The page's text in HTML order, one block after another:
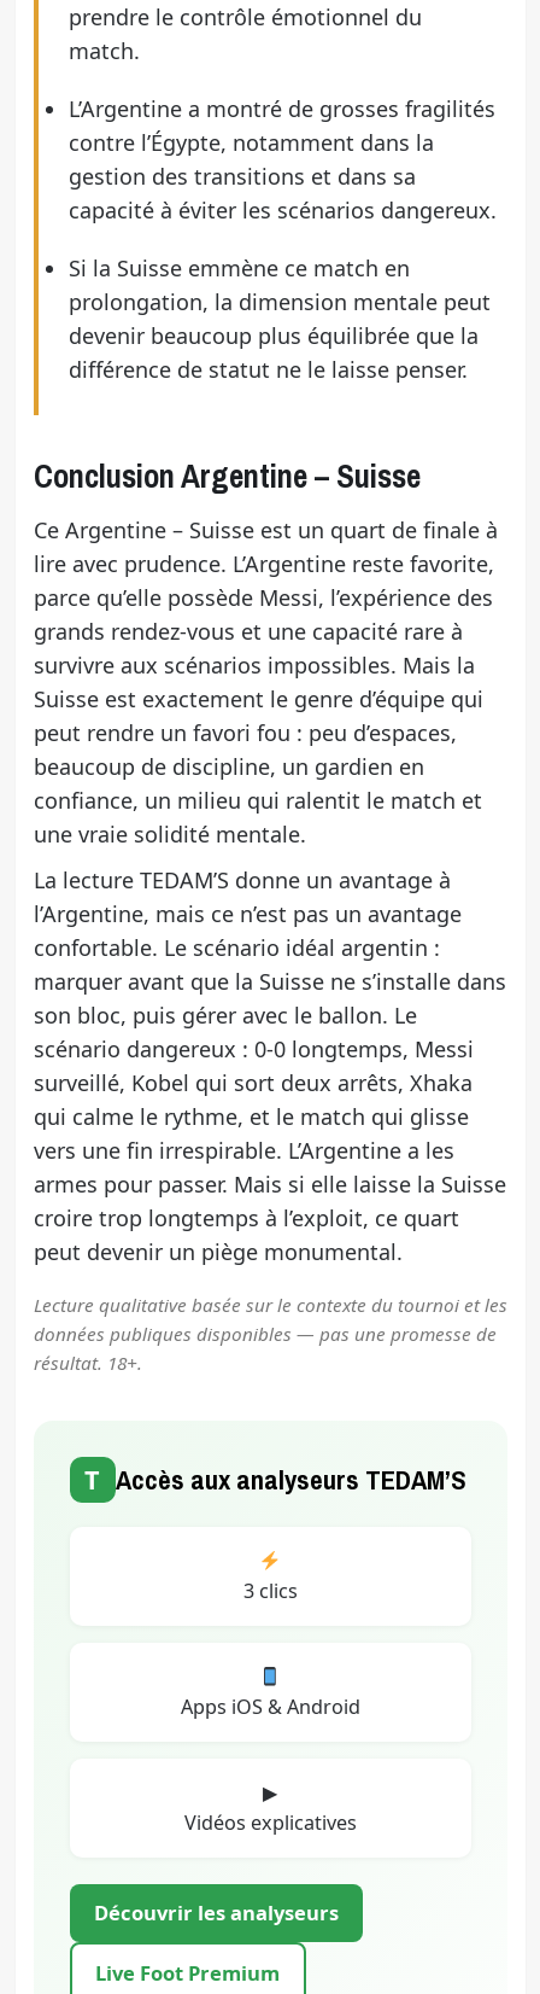
prendre le contrôle émotionnel du
match.
L’Argentine a montré de grosses fragilités
contre l’Égypte, notamment dans la
gestion des transitions et dans sa
capacité à éviter les scénarios dangereux.
Si la Suisse emmène ce match en
prolongation, la dimension mentale peut
devenir beaucoup plus équilibrée que la
différence de statut ne le laisse penser.
Conclusion Argentine – Suisse
Ce Argentine – Suisse est un quart de finale à
lire avec prudence. L’Argentine reste favorite,
parce qu’elle possède Messi, l’expérience des
grands rendez-vous et une capacité rare à
survivre aux scénarios impossibles. Mais la
Suisse est exactement le genre d’équipe qui
peut rendre un favori fou : peu d’espaces,
beaucoup de discipline, un gardien en
confiance, un milieu qui ralentit le match et
une vraie solidité mentale.
La lecture TEDAM’S donne un avantage à
l’Argentine, mais ce n’est pas un avantage
confortable. Le scénario idéal argentin :
marquer avant que la Suisse ne s’installe dans
son bloc, puis gérer avec le ballon. Le
scénario dangereux : 0-0 longtemps, Messi
surveillé, Kobel qui sort deux arrêts, Xhaka
qui calme le rythme, et le match qui glisse
vers une fin irrespirable. L’Argentine a les
armes pour passer. Mais si elle laisse la Suisse
croire trop longtemps à l’exploit, ce quart
peut devenir un piège monumental.
Lecture qualitative basée sur le contexte du tournoi et les
données publiques disponibles — pas une promesse de
résultat. 18+.
T Accès aux analyseurs TEDAM’S
3 clics
Apps iOS & Android
▶
Vidéos explicatives
Découvrir les analyseurs
Live Foot Premium